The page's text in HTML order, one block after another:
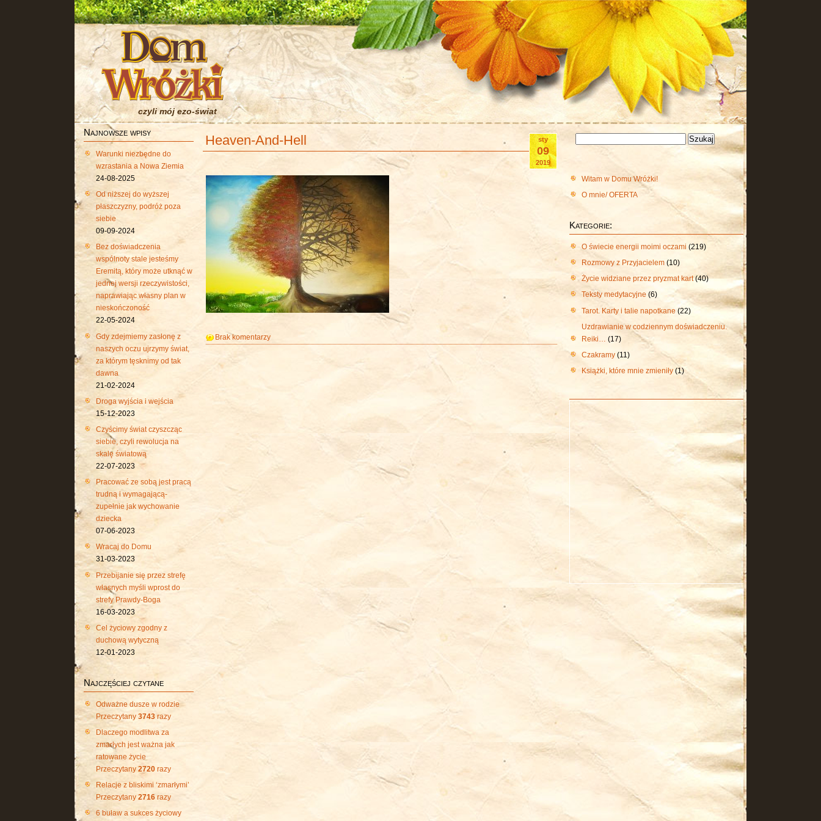
czyli mój ezo-świat
Najnowsze wpisy
Warunki niezbędne do
wzrastania a Nowa Ziemia
24-08-2025
Od niższej do wyższej
płaszczyzny, podróż poza
siebie
09-09-2024
Bez doświadczenia
wspólnoty stale jesteśmy
Eremitą, który może utknąć w
jednej wersji rzeczywistości,
naprawiając własny plan w
nieskończoność
22-05-2024
Gdy zdejmiemy zasłonę z
naszych oczu ujrzymy świat,
za którym tęsknimy od tak
dawna
21-02-2024
Droga wyjścia i wejścia
15-12-2023
Czyścimy świat czyszcząc
siebie, czyli rewolucja na
skalę światową
22-07-2023
Pracować ze sobą jest pracą
trudną i wymagającą-
zupełnie jak wychowanie
dziecka
07-06-2023
Wracaj do Domu
31-03-2023
Przebijanie się przez strefę
własnych myśli wprost do
strefy Prawdy-Boga
16-03-2023
Cel życiowy zgodny z
duchową wytyczną
12-01-2023
Najczęściej czytane
Odważne dusze w rodzie
Przeczytany 3743razy
Dlaczego modlitwa za
zmarłych jest ważna jak
ratowane życie
Przeczytany 2720 razy
Relacje z bliskimi ‘zmarłymi’
Przeczytany 2716 razy
6 buław a sukces życiowy
sty
09
2019
Heaven-And-Hell
Brak komentarzy
Witam w Domu Wróżki!
O mnie/ OFERTA
Kategorie:
O świecie energii moimi oczami (219)
Rozmowy z Przyjacielem (10)
Życie widziane przez pryzmat kart(40)
Teksty medytacyjne (6)
Tarot. Karty i talie napotkane (22)
Uzdrawianie w codziennym doświadczeniu.
Reiki… (17)
Czakramy (11)
Książki, które mnie zmieniły (1)